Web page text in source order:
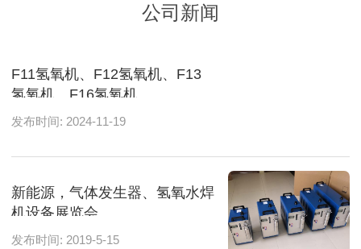
公司新闻
F11氢氧机、F12氢氧机、F13
氢氧机、F16氢氧机
发布时间: 2024-11-19
新能源，气体发生器、氢氧水焊
机设备展览会
发布时间: 2019-5-15